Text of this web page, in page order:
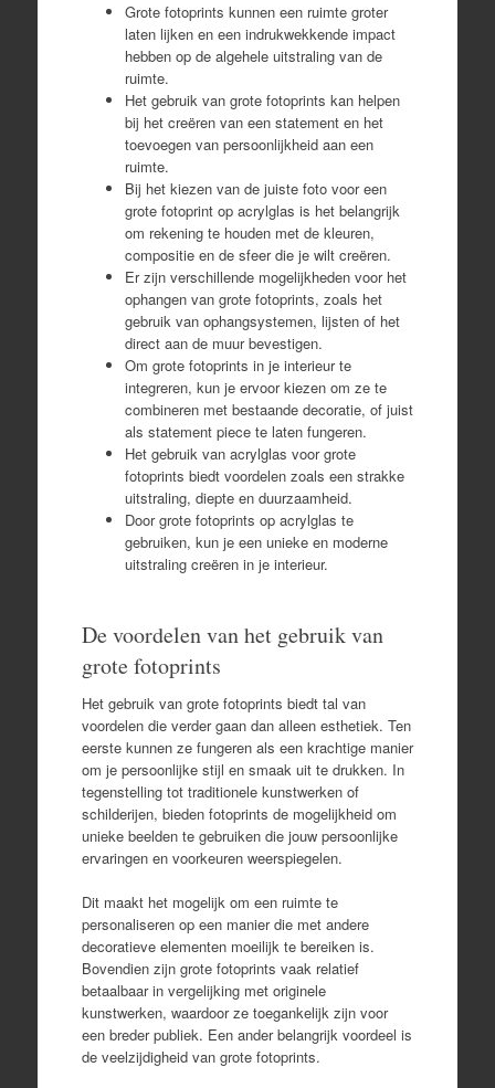
Grote fotoprints kunnen een ruimte groter
laten lijken en een indrukwekkende impact
hebben op de algehele uitstraling van de
ruimte.
Het gebruik van grote fotoprints kan helpen
bij het creëren van een statement en het
toevoegen van persoonlijkheid aan een
ruimte.
Bij het kiezen van de juiste foto voor een
grote fotoprint op acrylglas is het belangrijk
om rekening te houden met de kleuren,
compositie en de sfeer die je wilt creëren.
Er zijn verschillende mogelijkheden voor het
ophangen van grote fotoprints, zoals het
gebruik van ophangsystemen, lijsten of het
direct aan de muur bevestigen.
Om grote fotoprints in je interieur te
integreren, kun je ervoor kiezen om ze te
combineren met bestaande decoratie, of juist
als statement piece te laten fungeren.
Het gebruik van acrylglas voor grote
fotoprints biedt voordelen zoals een strakke
uitstraling, diepte en duurzaamheid.
Door grote fotoprints op acrylglas te
gebruiken, kun je een unieke en moderne
uitstraling creëren in je interieur.
De voordelen van het gebruik van
grote fotoprints
Het gebruik van grote fotoprints biedt tal van
voordelen die verder gaan dan alleen esthetiek. Ten
eerste kunnen ze fungeren als een krachtige manier
om je persoonlijke stijl en smaak uit te drukken. In
tegenstelling tot traditionele kunstwerken of
schilderijen, bieden fotoprints de mogelijkheid om
unieke beelden te gebruiken die jouw persoonlijke
ervaringen en voorkeuren weerspiegelen.
Dit maakt het mogelijk om een ruimte te
personaliseren op een manier die met andere
decoratieve elementen moeilijk te bereiken is.
Bovendien zijn grote fotoprints vaak relatief
betaalbaar in vergelijking met originele
kunstwerken, waardoor ze toegankelijk zijn voor
een breder publiek. Een ander belangrijk voordeel is
de veelzijdigheid van grote fotoprints.